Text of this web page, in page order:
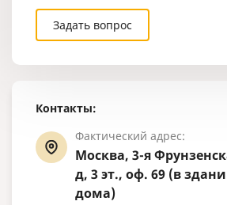
Контакты:
Фактический адрес:
Москва, 3-я
д, 3 эт., оф. 69 (в
дома)
Задать вопрос